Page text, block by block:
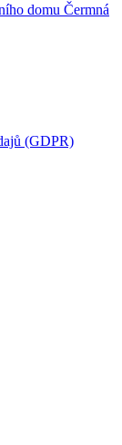
domu Čermná
(GDPR)